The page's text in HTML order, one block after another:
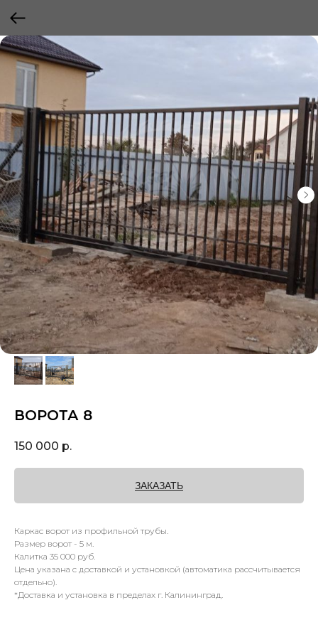
ВОРОТА 8
150 000 р.
ЗАКАЗАТЬ
Каркас ворот из профильной трубы.
Размер ворот - 5 м.
Калитка 35 000 руб.
Цена указана с доставкой и установкой (автоматика рассчитывается
отдельно).
*Доставка и установка в пределах г. Калининград.